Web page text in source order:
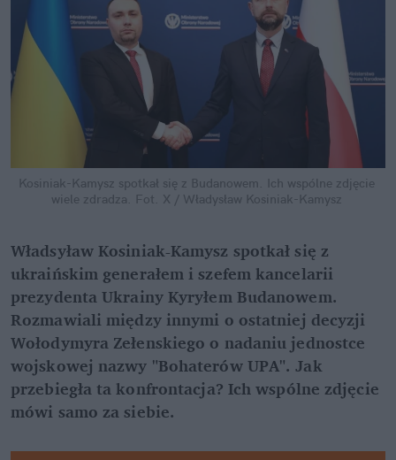
Kosiniak-Kamysz spotkał się z Budanowem. Ich wspólne zdjęcie
wiele zdradza. Fot. X / Władysław Kosiniak-Kamysz
Władsyław Kosiniak-Kamysz spotkał się z
ukraińskim generałem i szefem kancelarii
prezydenta Ukrainy Kyryłem Budanowem.
Rozmawiali między innymi o ostatniej decyzji
Wołodymyra Zełenskiego o nadaniu jednostce
wojskowej nazwy "Bohaterów UPA". Jak
przebiegła ta konfrontacja? Ich wspólne zdjęcie
mówi samo za siebie.